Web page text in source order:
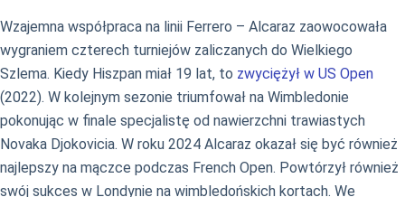
Wzajemna współpraca na linii Ferrero – Alcaraz zaowocowała
wygraniem czterech turniejów zaliczanych do Wielkiego
Szlema. Kiedy Hiszpan miał 19 lat, to zwyciężył w US Open
(2022). W kolejnym sezonie triumfował na Wimbledonie
pokonując w finale specjalistę od nawierzchni trawiastych
Novaka Djokovicia. W roku 2024 Alcaraz okazał się być również
najlepszy na mączce podczas French Open. Powtórzył również
swój sukces w Londynie na wimbledońskich kortach. We